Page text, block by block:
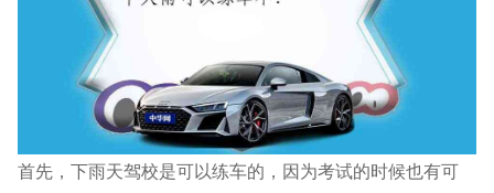
首先，下雨天驾校是可以练车的，因为考试的时候也有可